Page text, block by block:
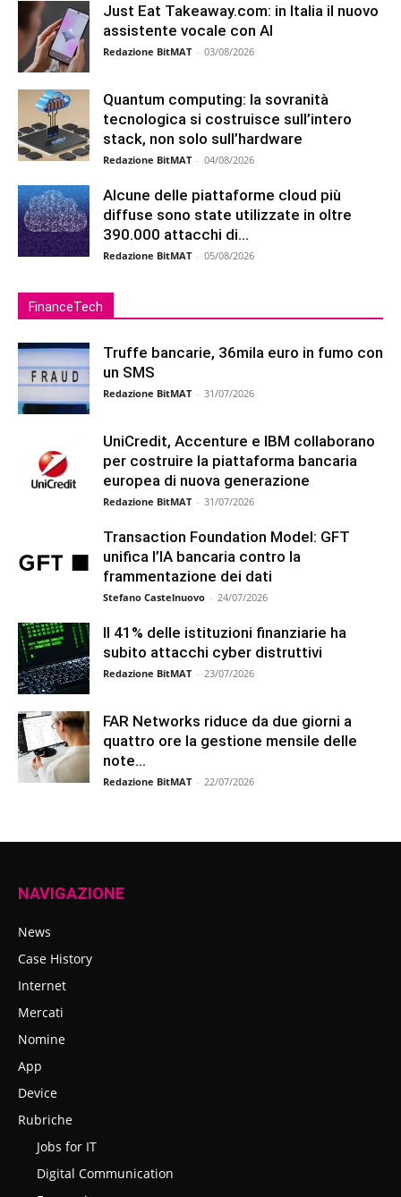
Just Eat Takeaway.com: in Italia il nuovo
assistente vocale con AI
Redazione BitMAT - 03/08/2026
Quantum computing: la sovranità
tecnologica si costruisce sull’intero
stack, non solo sull’hardware
Redazione BitMAT - 04/08/2026
Alcune delle piattaforme cloud più
diffuse sono state utilizzate in oltre
390.000 attacchi di...
Redazione BitMAT - 05/08/2026
FinanceTech
Truffe bancarie, 36mila euro in fumo con
un SMS
Redazione BitMAT - 31/07/2026
UniCredit, Accenture e IBM collaborano
per costruire la piattaforma bancaria
europea di nuova generazione
Redazione BitMAT - 31/07/2026
Transaction Foundation Model: GFT
unifica l’IA bancaria contro la
frammentazione dei dati
Stefano Castelnuovo - 24/07/2026
Il 41% delle istituzioni finanziarie ha
subito attacchi cyber distruttivi
Redazione BitMAT - 23/07/2026
FAR Networks riduce da due giorni a
quattro ore la gestione mensile delle
note...
Redazione BitMAT - 22/07/2026
NAVIGAZIONE
News
Case History
Internet
Mercati
Nomine
App
Device
Rubriche
Jobs for IT
Digital Communication